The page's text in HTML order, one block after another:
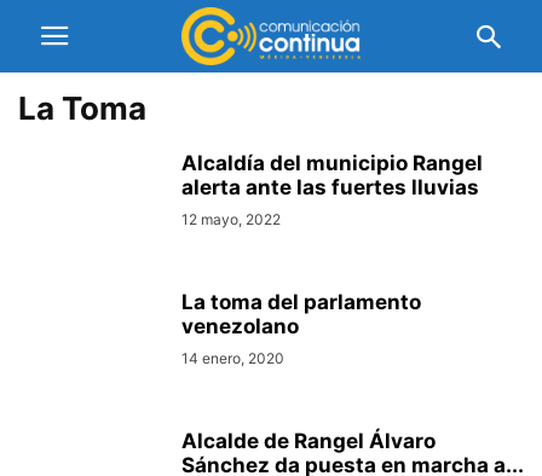
La Toma
Alcaldía del municipio Rangel
alerta ante las fuertes lluvias
12 mayo, 2022
La toma del parlamento
venezolano
14 enero, 2020
Alcalde de Rangel Álvaro
Sánchez da puesta en marcha a...